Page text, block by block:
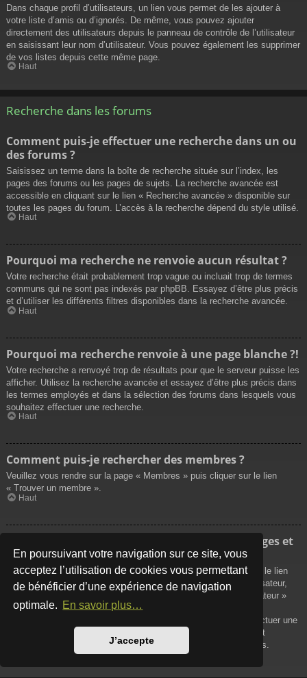
En poursuivant votre navigation sur ce site, vous
acceptez l’utilisation de cookies vous permettant
de bénéficier d’une expérience de navigation
optimale. En savoir plus…
J’accepte
Dans chaque profil d’utilisateurs, un lien vous permet de les ajouter à
votre liste d’amis ou d’ignorés. De même, vous pouvez ajouter
directement des utilisateurs depuis le panneau de contrôle de l’utilisateur
en saisissant leur nom d’utilisateur. Vous pouvez également les supprimer
de vos listes depuis cette même page.
Haut
Recherche dans les forums
Comment puis-je effectuer une recherche dans un ou
des forums ?
Saisissez un terme dans la boîte de recherche située sur l’index, les
pages des forums ou les pages de sujets. La recherche avancée est
accessible en cliquant sur le lien « Recherche avancée » disponible sur
toutes les pages du forum. L’accès à la recherche dépend du style utilisé.
Haut
Pourquoi ma recherche ne renvoie aucun résultat ?
Votre recherche était probablement trop vague ou incluait trop de termes
communs qui ne sont pas indexés par phpBB. Essayez d’être plus précis
et d’utiliser les différents filtres disponibles dans la recherche avancée.
Haut
Pourquoi ma recherche renvoie à une page blanche ?!
Votre recherche a renvoyé trop de résultats pour que le serveur puisse les
afficher. Utilisez la recherche avancée et essayez d’être plus précis dans
les termes employés et dans la sélection des forums dans lesquels vous
souhaitez effectuer une recherche.
Haut
Comment puis-je rechercher des membres ?
Veuillez vous rendre sur la page « Membres » puis cliquer sur le lien
« Trouver un membre ».
Haut
Comment puis-je retrouver mes propres messages et
sujets ?
Vos propres messages peuvent être affichés soit en cliquant sur le lien
« Afficher vos messages » dans le panneau de contrôle de l’utilisateur,
soit en cliquant sur le lien « Rechercher les messages de l’utilisateur »
sur la page de votre propre profil ou soit en cliquant sur le menu
« Raccourcis » situé sur la partie supérieure du forum. Pour effectuer une
recherche de vos propres sujets, utilisez la recherche avancée et
remplissez convenablement les options qui vous sont disponibles.